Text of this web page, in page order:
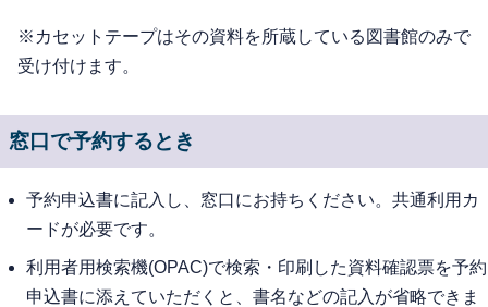
※カセットテープはその資料を所蔵している図書館のみで
受け付けます。
窓口で予約するとき
予約申込書に記入し、窓口にお持ちください。共通利用カ
ードが必要です。
利用者用検索機(OPAC)で検索・印刷した資料確認票を予約
申込書に添えていただくと、書名などの記入が省略できま